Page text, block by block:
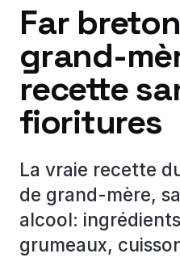
Far
grand-
recette
fioritures
La vraie recette
de grand-mère,
alcool:
grumeaux,